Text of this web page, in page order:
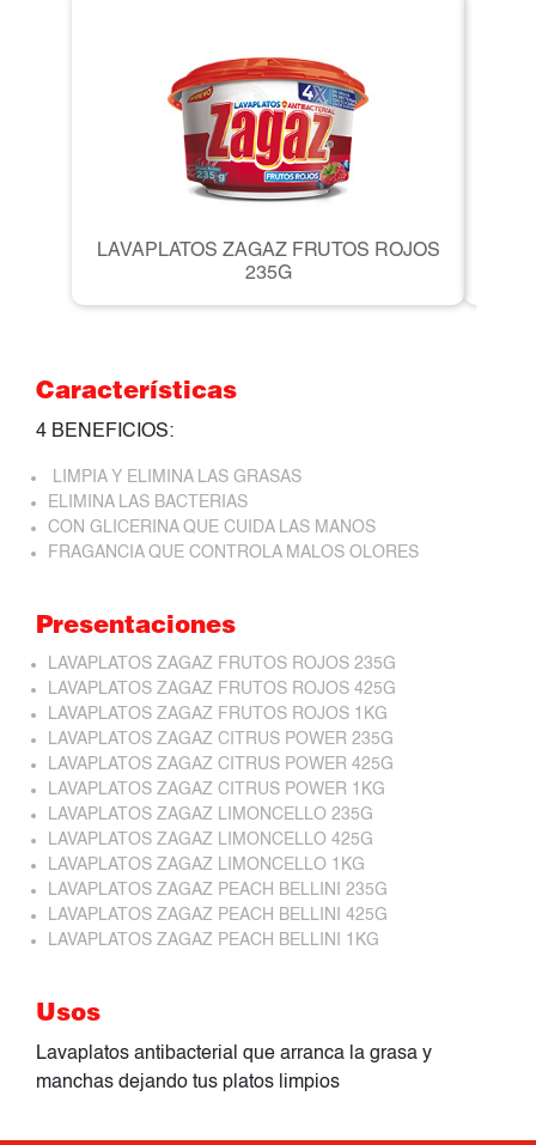
LAVAPLATOS ZAGAZ FRUTOS ROJOS
235G
Características
4 BENEFICIOS:
LIMPIA Y ELIMINA LAS GRASAS
ELIMINA LAS BACTERIAS
CON GLICERINA QUE CUIDA LAS MANOS
FRAGANCIA QUE CONTROLA MALOS OLORES
Presentaciones
LAVAPLATOS ZAGAZ FRUTOS ROJOS 235G
LAVAPLATOS ZAGAZ FRUTOS ROJOS 425G
LAVAPLATOS ZAGAZ FRUTOS ROJOS 1KG
LAVAPLATOS ZAGAZ CITRUS POWER 235G
LAVAPLATOS ZAGAZ CITRUS POWER 425G
LAVAPLATOS ZAGAZ CITRUS POWER 1KG
LAVAPLATOS ZAGAZ LIMONCELLO 235G
LAVAPLATOS ZAGAZ LIMONCELLO 425G
LAVAPLATOS ZAGAZ LIMONCELLO 1KG
LAVAPLATOS ZAGAZ PEACH BELLINI 235G
LAVAPLATOS ZAGAZ PEACH BELLINI 425G
LAVAPLATOS ZAGAZ PEACH BELLINI 1KG
Usos
Lavaplatos antibacterial que arranca la grasa y
manchas dejando tus platos limpios